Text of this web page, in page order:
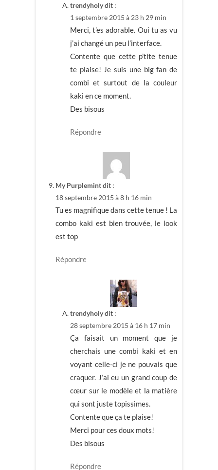
trendyholydit :
1 septembre 2015 à 23 h 29 min
Merci, t’es adorable. Oui tu as vu
j’ai changé un peu l’interface.
Contente que cette p’tite tenue
te plaise! Je suis une big fan de
combi et surtout de la couleur
kaki en ce moment.
Des bisous
Répondre
My Purplemintdit :
18 septembre 2015 à 8 h 16 min
Tu es magnifique dans cette tenue ! La
combo kaki est bien trouvée, le look
est top
Répondre
trendyholydit :
28 septembre 2015 à 16 h 17 min
Ça faisait un moment que je
cherchais une combi kaki et en
voyant celle-ci je ne pouvais que
craquer. J’ai eu un grand coup de
cœur sur le modèle et la matière
qui sont juste topissimes.
Contente que ça te plaise!
Merci pour ces doux mots!
Des bisous
Répondre